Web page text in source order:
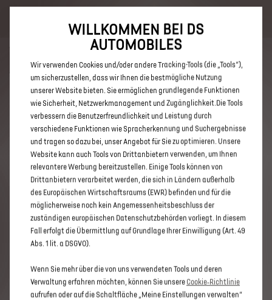
Hybride. Mehr erfahren >>
ENTDECKEN SIE ALLE DS 3 UND
DS 3 CROSSBACK IN WUPPERTAL
WILLKOMMEN BEI DS
AUTOMOBILES
Wir verwenden Cookies und/oder andere Tracking-Tools (die „Tools“),
um sicherzustellen, dass wir Ihnen die bestmögliche Nutzung
unserer Website bieten. Sie ermöglichen grundlegende Funktionen
wie Sicherheit, Netzwerkmanagement und Zugänglichkeit.Die Tools
verbessern die Benutzerfreundlichkeit und Leistung durch
verschiedene Funktionen wie Spracherkennung und Suchergebnisse
und tragen so dazu bei, unser Angebot für Sie zu optimieren. Unsere
Website kann auch Tools von Drittanbietern verwenden, um Ihnen
relevantere Werbung bereitzustellen. Einige Tools können von
Drittanbietern verarbeitet werden, die sich in Ländern außerhalb
des Europäischen Wirtschaftsraums (EWR) befinden und für die
möglicherweise noch kein Angemessenheitsbeschluss der
zuständigen europäischen Datenschutzbehörden vorliegt. In diesem
Fall erfolgt die Übermittlung auf Grundlage Ihrer Einwilligung (Art. 49
Abs. 1 lit. a DSGVO).
Wenn Sie mehr über die von uns verwendeten Tools und deren
Verwaltung erfahren möchten, können Sie unsere Cookie‑Richtlinie
aufrufen oder auf die Schaltfläche „Meine Einstellungen verwalten“